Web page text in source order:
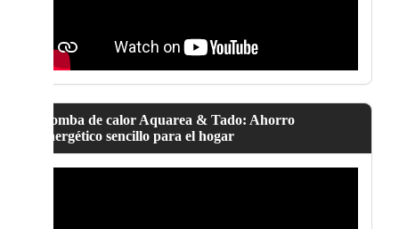
Bomba de calor Aquarea & Tado: Ahorro
energético sencillo para el hogar